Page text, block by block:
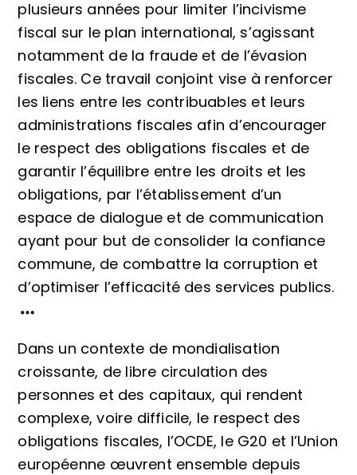
plusieurs années pour limiter l’incivisme
fiscal sur le plan international, s’agissant
notamment de la fraude et de l’évasion
fiscales. Ce travail conjoint vise à renforcer
les liens entre les contribuables et leurs
administrations fiscales afin d’encourager
le respect des obligations fiscales et de
garantir l’équilibre entre les droits et les
obligations, par l’établissement d’un
espace de dialogue et de communication
ayant pour but de consolider la confiance
commune, de combattre la corruption et
d’optimiser l’efficacité des services publics.
Dans un contexte de mondialisation
croissante, de libre circulation des
personnes et des capitaux, qui rendent
complexe, voire difficile, le respect des
obligations fiscales, l’OCDE, le G20 et l’Union
européenne œuvrent ensemble depuis